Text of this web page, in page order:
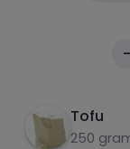
-
Tofu
250
Lasciare
olio e pepe.